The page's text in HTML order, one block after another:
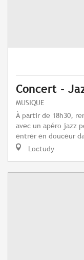
Concert -
MUSIQUE
À partir de 18h30,
avec un apéro jazz
entrer en douceur
Loctudy